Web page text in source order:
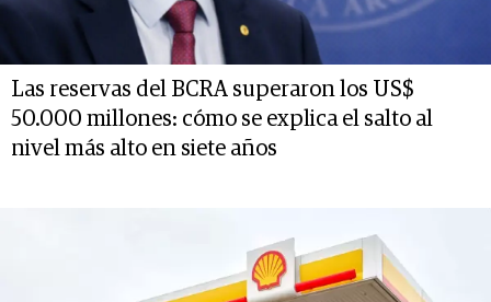
Las reservas del BCRA superaron los US$
50.000 millones: cómo se explica el salto al
nivel más alto en siete años